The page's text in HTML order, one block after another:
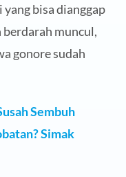
bisa dianggap
berdarah muncul,
gonore sudah
Sembuh
Simak